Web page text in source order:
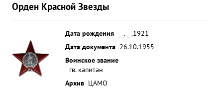
Орден Красной Звезды
Дата рождения
__.__.1921
Дата документа 26.10.1955
Воинское звание
гв. капитан
Архив ЦАМО